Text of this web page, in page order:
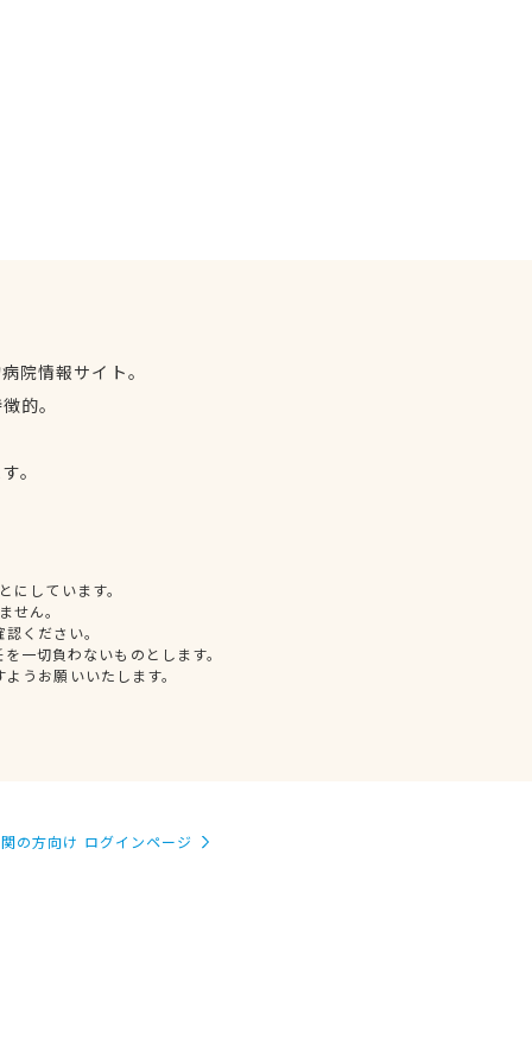
院情報サイト。
的。
。
しています。
せん。
ください。
一切負わないものとします。
うお願いいたします。
の方向け ログインページ